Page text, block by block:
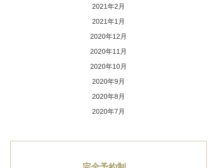
2021年2月
2021年1月
2020年12月
2020年11月
2020年10月
2020年9月
2020年8月
2020年7月